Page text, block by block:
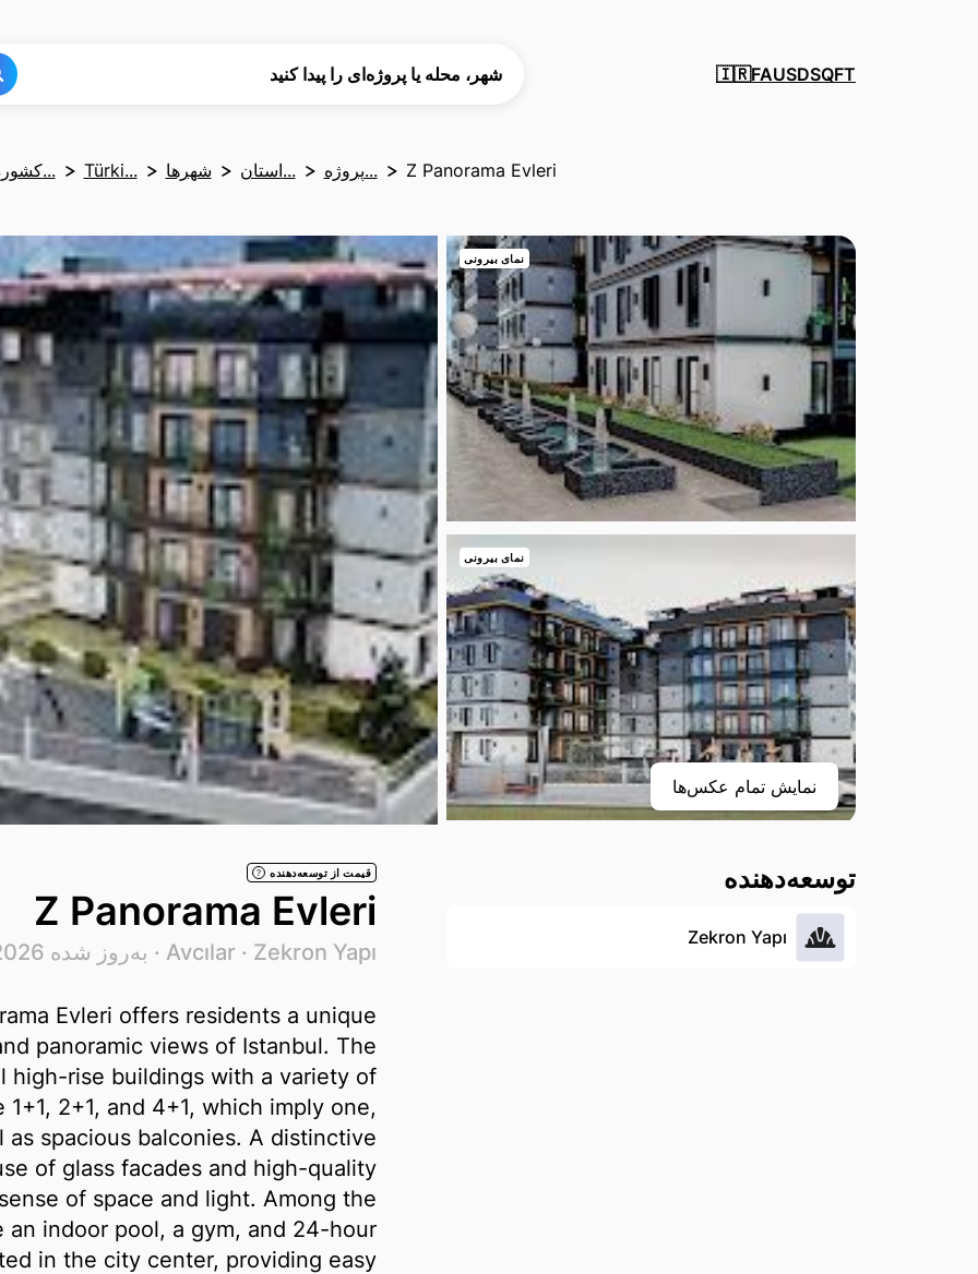
شهر، محله یا پروژه‌ای را پیدا کنید
🇮🇷FAUSDSQFT
کشوره... Türki... شهرها استان... پروژه... Z Panorama Evleri
نمای بیرونی
نمای بیرونی
نمایش تمام عکس‌ها
قیمت از توسعه‌دهنده ?
Z Panorama Evleri
Avcılar · Zekron Yapı · به‌روز شده 09.08.2026
Evleri offers residents a unique
panoramic views of Istanbul. The
high-rise buildings with a variety of
2+1, and 4+1, which imply one,
spacious balconies. A distinctive
of glass facades and high-quality
of space and light. Among the
indoor pool, a gym, and 24-hour
in the city center, providing easy
توسعه‌دهنده
Zekron Yapı